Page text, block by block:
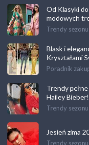
Od Klasyki
modowych
Trendy sezonu
Blask i
Kryształami
Poradnik
Trendy
Hailey Bieber!
Trendy sezonu
Jesień zima
Trendy sezonu